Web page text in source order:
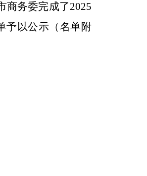
商务委完成了2025
予以公示（名单附